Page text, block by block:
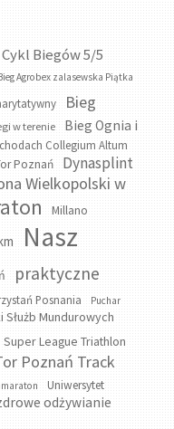
Biegów 5/5
Agrobex zalasewska Piątka
Bieg
w terenie
Bieg Ognia i
Collegium Altum
Poznań Dynasplint
Wielkopolski w
Millano
Nasz
praktyczne
Posnania
Puchar
Mundurowych
Super League Triathlon
Poznań Track
Uniwersytet
odżywianie